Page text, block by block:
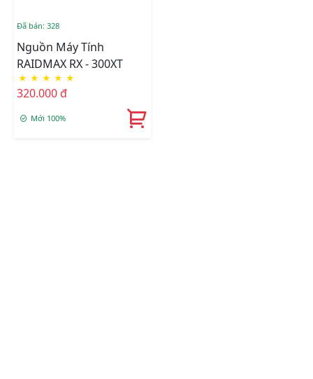
Đã bán: 328
Nguồn Máy Tính
RAIDMAX RX - 300XT
★ ★ ★ ★ ★
320.000 đ
Mới 100%